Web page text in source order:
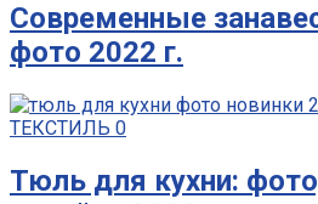
Современные
фото 2022 г.
ТЕКСТИЛЬ 0
Тюль для кухни: